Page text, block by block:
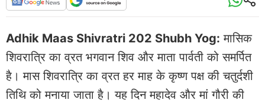
Adhik Maas Shivratri 202 Shubh Yog: मासिक
शिवरात्रि का व्रत भगवान शिव और माता पार्वती को समर्पित
है। मास शिवरात्रि का व्रत हर माह के कृष्ण पक्ष की चतुर्दशी
तिथि को मनाया जाता है। यह दिन महादेव और मां गौरी की